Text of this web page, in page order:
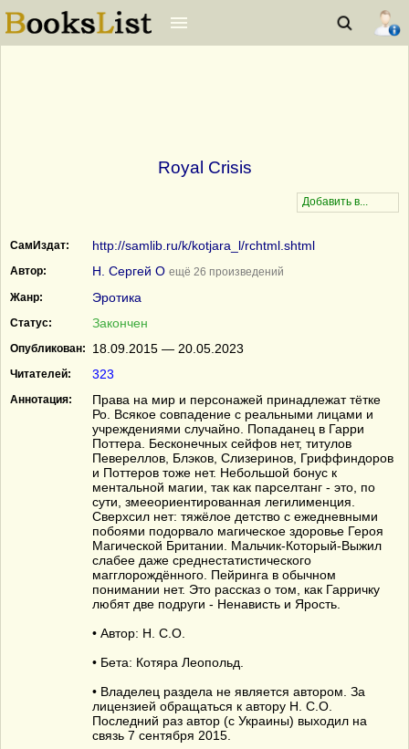
Royal Crisis
СамИздат: http://samlib.ru/k/kotjara_l/rchtml.shtml
Автор: Н. Сергей О ещё 26 произведений
Жанр:
Эротика
Статус: Закончен
Опубликован: 18.09.2015 — 20.05.2023
Читателей: 323
Аннотация:
Права на мир и персонажей принадлежат тётке
Ро. Всякое совпадение с реальными лицами и
учреждениями случайно. Попаданец в Гарри
Поттера. Бесконечных сейфов нет, титулов
Певереллов, Блэков, Слизеринов, Гриффиндоров
и Поттеров тоже нет. Небольшой бонус к
ментальной магии, так как парселтанг - это, по
сути, змееориентированная легилименция.
Сверхсил нет: тяжёлое детство с ежедневными
побоями подорвало магическое здоровье Героя
Магической Британии. Мальчик-Который-Выжил
слабее даже среднестатистического
магглорождённого. Пейринга в обычном
понимании нет. Это рассказ о том, как Гарричку
любят две подруги - Ненависть и Ярость.
• Автор: Н. С.О.
• Бета: Котяра Леопольд.
• Владелец раздела не является автором. За
лицензией обращаться к автору Н. С.О.
Последний раз автор (с Украины) выходил на
связь 7 сентября 2015.